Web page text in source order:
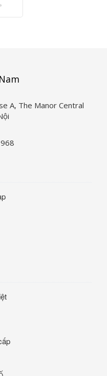
A, The Manor Central